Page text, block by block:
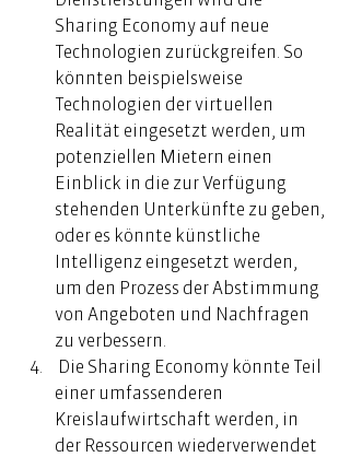
Sharing Economy auf neue
Technologien zurückgreifen. So
könnten beispielsweise
Technologien der virtuellen
Realität eingesetzt werden, um
potenziellen Mietern einen
Einblick in die zur Verfügung
stehenden Unterkünfte zu geben,
oder es könnte künstliche
Intelligenz eingesetzt werden,
um den Prozess der Abstimmung
von Angeboten und Nachfragen
zu verbessern.
einer umfassenderen
Kreislaufwirtschaft werden, in
der Ressourcen wiederverwendet